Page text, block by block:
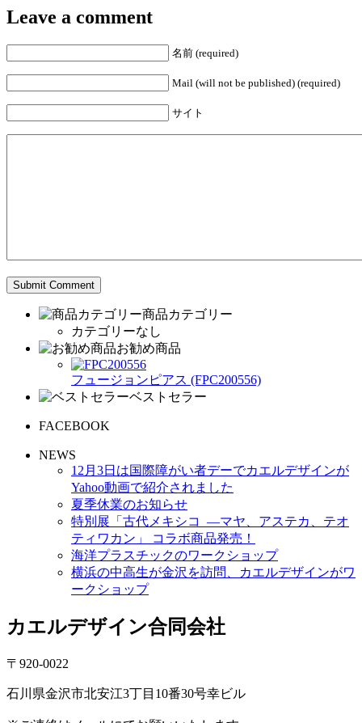
Leave a comment
名前 (required)
Mail (will not be published) (required)
サイト
商品カテゴリー
カテゴリーなし
お勧め商品
フュージョンピアス (FPC200556)
ベストセラー
FACEBOOK
NEWS
12月3日は国際障がい者デーでカエルデザインが
Yahoo動画で紹介されました
夏季休業のお知らせ
特別展「古代メキシコ ―マヤ、アステカ、テオ
ティワカン」 コラボ商品発売！
海洋プラスチックのワークショップ
横浜の中高生が金沢を訪問、カエルデザインがワ
ークショップ
カエルデザイン合同会社
〒920-0022
石川県金沢市北安江3丁目10番30号幸ビル